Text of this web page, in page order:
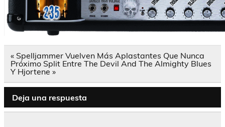
Navegación
de
entradas
« Spelljammer Vuelven Más Aplastantes Que Nunca
Próximo Split Entre The Devil And The Almighty Blues
Y Hjortene »
Deja una respuesta